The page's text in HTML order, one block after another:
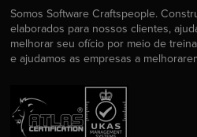
Somos Software Craftspeople.
elaborados para nossos clientes,
melhorar seu ofício por meio de
e ajudamos as empresas a